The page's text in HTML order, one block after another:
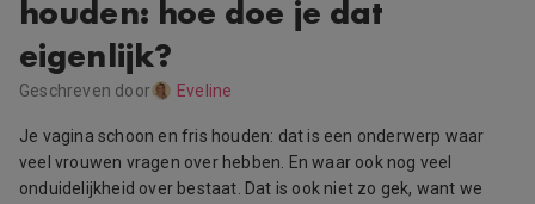
houden: hoe doe je dat
eigenlijk?
Geschreven door Eveline
Je vagina schoon en fris houden: dat is een onderwerp waar
veel vrouwen vragen over hebben. En waar ook nog veel
onduidelijkheid over bestaat. Dat is ook niet zo gek, want we